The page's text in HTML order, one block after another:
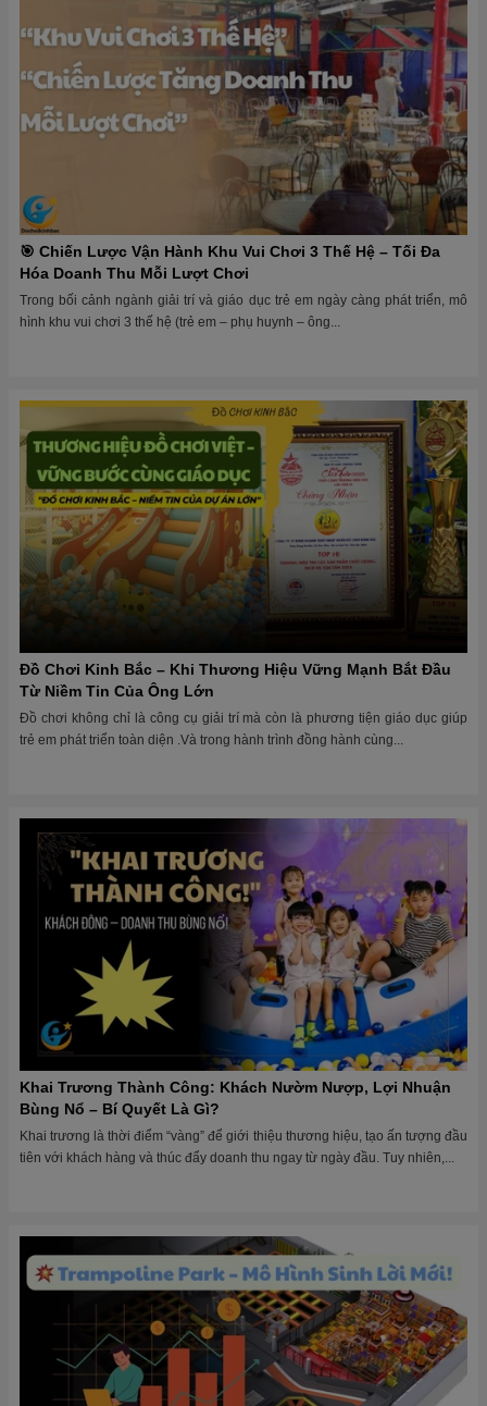
🎯 Chiến Lược Vận Hành Khu Vui Chơi 3 Thế Hệ – Tối Đa
Hóa Doanh Thu Mỗi Lượt Chơi
Trong bối cảnh ngành giải trí và giáo dục trẻ em ngày càng phát triển, mô
hình khu vui chơi 3 thế hệ (trẻ em – phụ huynh – ông...
Đồ Chơi Kinh Bắc – Khi Thương Hiệu Vững Mạnh Bắt Đầu
Từ Niềm Tin Của Ông Lớn
Đồ chơi không chỉ là công cụ giải trí mà còn là phương tiện giáo dục giúp
trẻ em phát triển toàn diện .Và trong hành trình đồng hành cùng...
Khai Trương Thành Công: Khách Nườm Nượp, Lợi Nhuận
Bùng Nổ – Bí Quyết Là Gì?
Khai trương là thời điểm “vàng” để giới thiệu thương hiệu, tạo ấn tượng đầu
tiên với khách hàng và thúc đẩy doanh thu ngay từ ngày đầu. Tuy nhiên,...